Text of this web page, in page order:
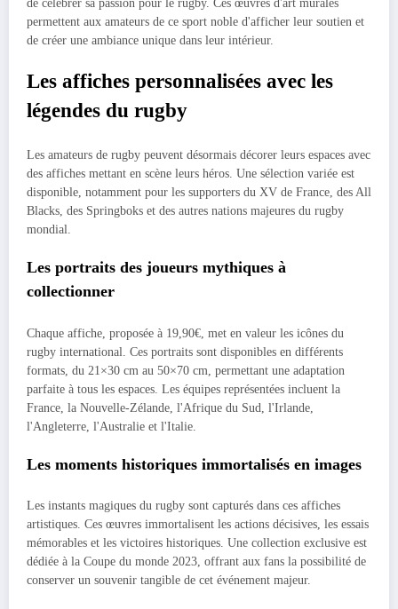
de célébrer sa passion pour le rugby. Ces œuvres d'art murales
permettent aux amateurs de ce sport noble d'afficher leur soutien et
de créer une ambiance unique dans leur intérieur.
Les affiches personnalisées avec les
légendes du rugby
Les amateurs de rugby peuvent désormais décorer leurs espaces avec
des affiches mettant en scène leurs héros. Une sélection variée est
disponible, notamment pour les supporters du XV de France, des All
Blacks, des Springboks et des autres nations majeures du rugby
mondial.
Les portraits des joueurs mythiques à
collectionner
Chaque affiche, proposée à 19,90€, met en valeur les icônes du
rugby international. Ces portraits sont disponibles en différents
formats, du 21×30 cm au 50×70 cm, permettant une adaptation
parfaite à tous les espaces. Les équipes représentées incluent la
France, la Nouvelle-Zélande, l'Afrique du Sud, l'Irlande,
l'Angleterre, l'Australie et l'Italie.
Les moments historiques immortalisés en images
Les instants magiques du rugby sont capturés dans ces affiches
artistiques. Ces œuvres immortalisent les actions décisives, les essais
mémorables et les victoires historiques. Une collection exclusive est
dédiée à la Coupe du monde 2023, offrant aux fans la possibilité de
conserver un souvenir tangible de cet événement majeur.